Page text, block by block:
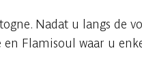
Nadat u langs de
Flamisoul waar u